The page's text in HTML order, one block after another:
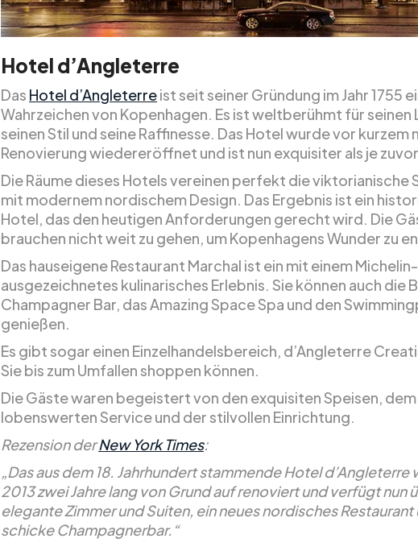
Hotel d’Angleterre
Das Hotel d’Angleterreist seit seiner Gründung im Jahr 1755
Wahrzeichen von Kopenhagen. Es ist weltberühmt für seinen
seinen Stil und seine Raffinesse. Das Hotel wurde vor kurzem
Renovierung wiedereröffnet und ist nun exquisiter als je
Die Räume dieses Hotels vereinen perfekt die viktorianische
mit modernem nordischem Design. Das Ergebnis ist ein
Hotel, das den heutigen Anforderungen gerecht wird. Die
brauchen nicht weit zu gehen, um Kopenhagens Wunder zu
Das hauseigene Restaurant Marchal ist ein mit einem
ausgezeichnetes kulinarisches Erlebnis. Sie können auch die
Champagner Bar, das Amazing Space Spa und den
genießen.
Es gibt sogar einen Einzelhandelsbereich, d’Angleterre
Sie bis zum Umfallen shoppen können.
Die Gäste waren begeistert von den exquisiten Speisen, dem
lobenswerten Service und der stilvollen Einrichtung.
Rezension derNew York Times:
„Das aus dem 18. Jahrhundert stammende Hotel d’Angleterre
2013 zwei Jahre lang von Grund auf renoviert und verfügt nun
elegante Zimmer und Suiten, ein neues nordisches Restaurant
schicke Champagnerbar.“